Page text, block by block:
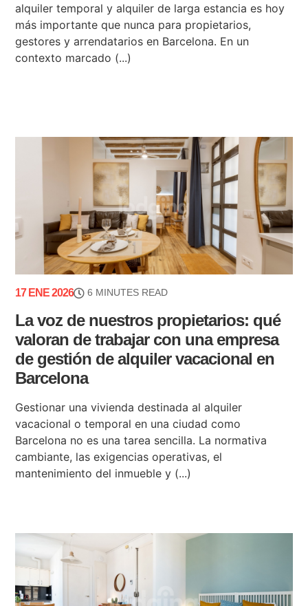
alquiler temporal y alquiler de larga estancia es hoy
más importante que nunca para propietarios,
gestores y arrendatarios en Barcelona. En un
contexto marcado (...)
17 ENE 2026 6 MINUTES READ
La voz de nuestros propietarios: qué
valoran de trabajar con una empresa
de gestión de alquiler vacacional en
Barcelona
Gestionar una vivienda destinada al alquiler
vacacional o temporal en una ciudad como
Barcelona no es una tarea sencilla. La normativa
cambiante, las exigencias operativas, el
mantenimiento del inmueble y (...)